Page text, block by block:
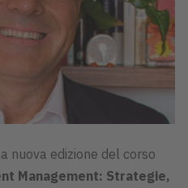
nuova edizione del corso
Management: Strategie,